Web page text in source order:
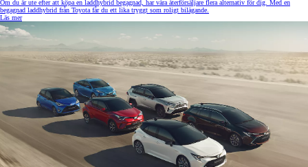
Om du är ute efter att köpa en laddhybrid begagnad, har våra återförsäljare flera alternativ för dig. Med en
begagnad laddhybrid från Toyota får du ett lika tryggt som roligt bilägande.
Läs mer